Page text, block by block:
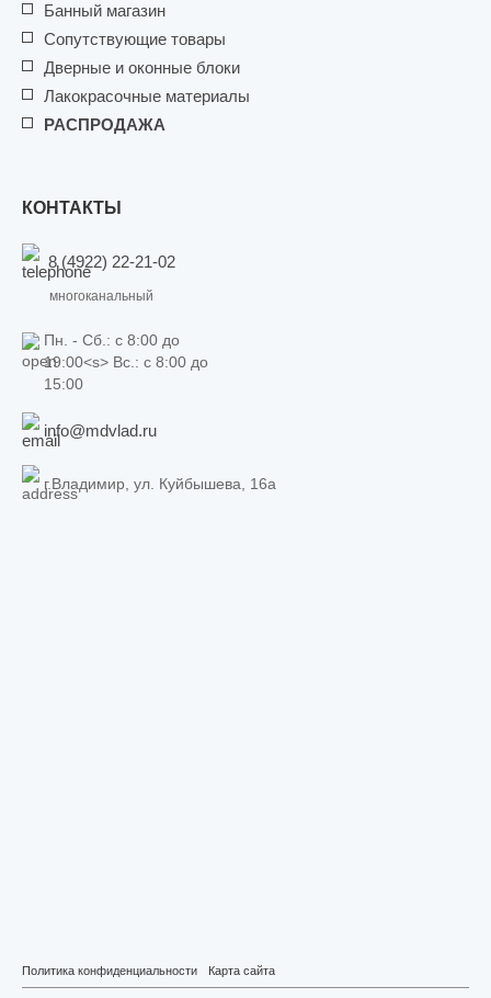
Банный магазин
Сопутствующие товары
Дверные и оконные блоки
Лакокрасочные материалы
РАСПРОДАЖА
КОНТАКТЫ
8 (4922) 22-21-02
многоканальный
Пн. - Сб.: c 8:00 до
19:00<s> Вс.: c 8:00 до
15:00
info@mdvlad.ru
г.Владимир, ул. Куйбышева, 16а
Политика конфиденциальности Карта сайта